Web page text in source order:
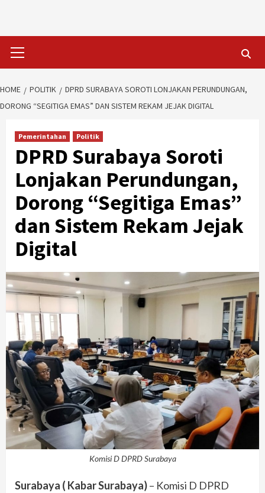
Menu
HOME POLITIK
DPRD SURABAYA SOROTI LONJAKAN PERUNDUNGAN,
DORONG “SEGITIGA EMAS” DAN SISTEM REKAM JEJAK DIGITAL
Pemerintahan Politik
DPRD Surabaya Soroti
Lonjakan Perundungan,
Dorong “Segitiga Emas”
dan Sistem Rekam Jejak
Digital
Komisi D DPRD Surabaya
Surabaya ( Kabar Surabaya)– Komisi D DPRD